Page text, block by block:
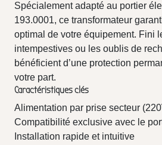
Spécialement adapté au portier
193.0001, ce transformateur
optimal de votre équipement. Fini
intempestives ou les oublis de
bénéficient d’une protection
votre part.
Caractéristiques clés
Alimentation par prise secteur
Compatibilité exclusive avec le
Installation rapide et intuitive